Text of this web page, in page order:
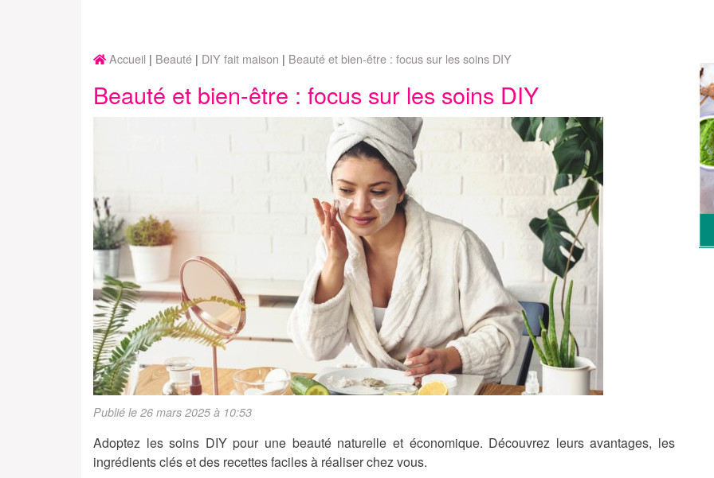
Accueil Beauté DIY fait maison Beauté et bien-être : focus sur les soins DIY
Beauté et bien-être : focus sur les soins DIY
Publié le 26 mars 2025 à 10:53
Adoptez les soins DIY pour une beauté naturelle et économique. Découvrez leurs avantages, les
ingrédients clés et des recettes faciles à réaliser chez vous.